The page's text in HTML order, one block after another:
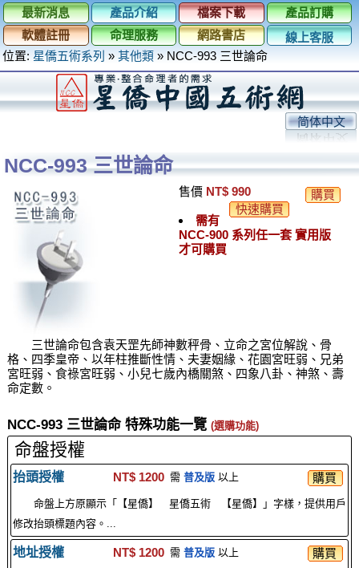
最新消息 產品介紹 檔案下載
產品訂購
軟體註冊
命理服務 網路書店
線上客服
位置: 星僑五術系列 » 其他類 » NCC-993 三世論命
简体中文
NCC-993 三世論命
售價 NT$ 990
購買
快速購買
需有
NCC-900 系列任一套 實用版
才可購買
三世論命包含袁天罡先師神數秤骨、立命之宮位解說、骨
格、四季皇帝、以年柱推斷性情、夫妻姻緣、花園宮旺弱、兄弟
宮旺弱、食祿宮旺弱、小兒七歲內橋關煞、四象八卦、神煞、壽
命定數。
NCC-993 三世論命 特殊功能一覽 (選購功能)
命盤授權
抬頭授權 NT$ 1200 需 普及版以上 購買
命盤上方原顯示「【星僑】 星僑五術 【星僑】」字樣，提供用戶
修改抬頭標題內容。...
地址授權 NT$ 1200 需 普及版以上 購買